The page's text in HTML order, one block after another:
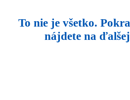
To nie je všetko.
nájdete na